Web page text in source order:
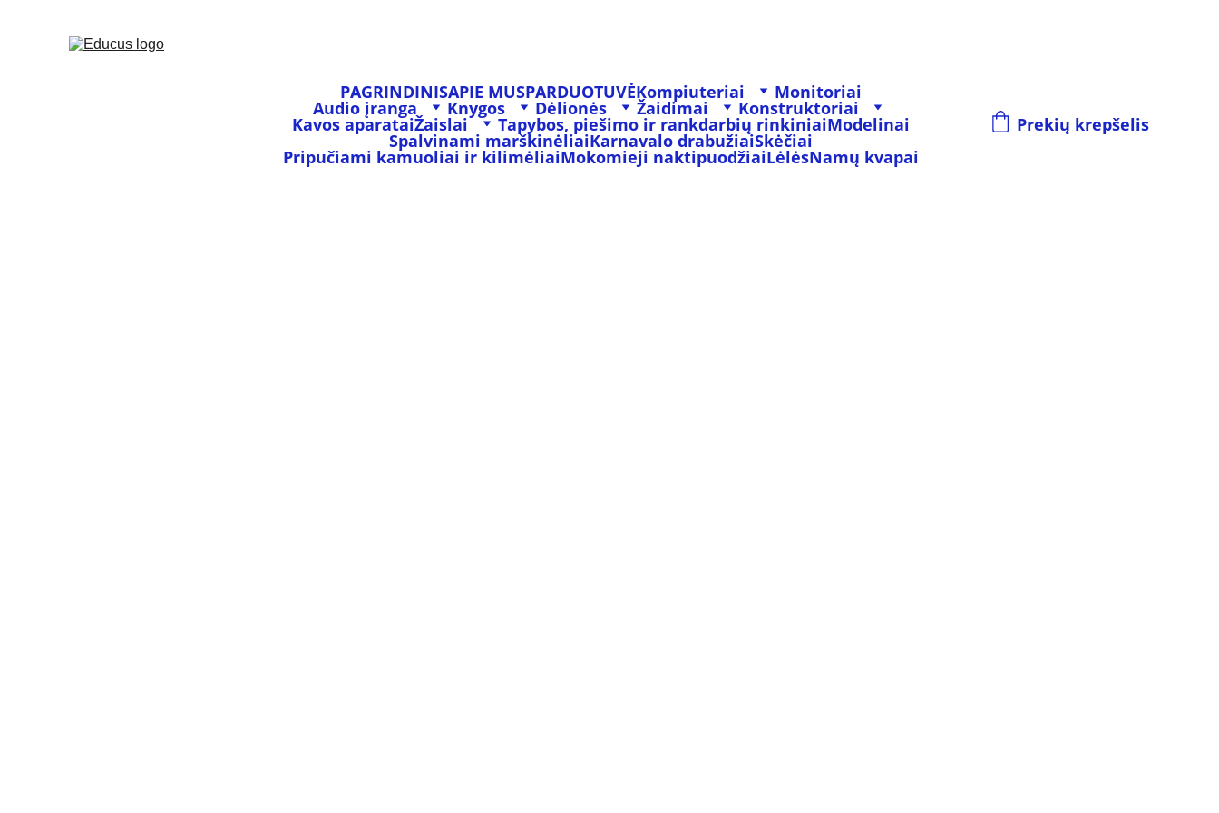
PAGRINDINISAPIE MUSPARDUOTUVĖKompiuteriai Monitoriai
Audio įranga Knygos Dėlionės Žaidimai Konstruktoriai
Kavos aparataiŽaislai Tapybos, piešimo ir rankdarbių rinkiniaiModelinai
Spalvinami marškinėliaiKarnavalo drabužiaiSkėčiai
Pripučiami kamuoliai ir kilimėliaiMokomieji naktipuodžiaiLėlėsNamų kvapai
Prekių krepšelis